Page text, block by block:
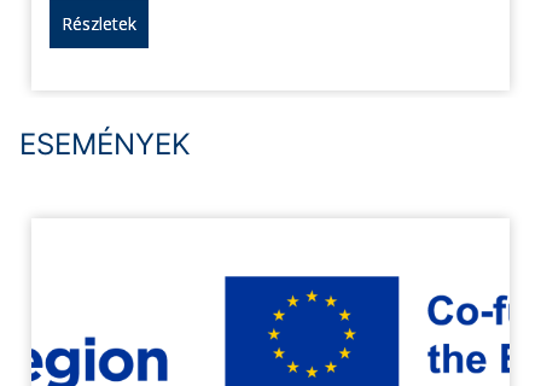
Részletek
ESEMÉNYEK